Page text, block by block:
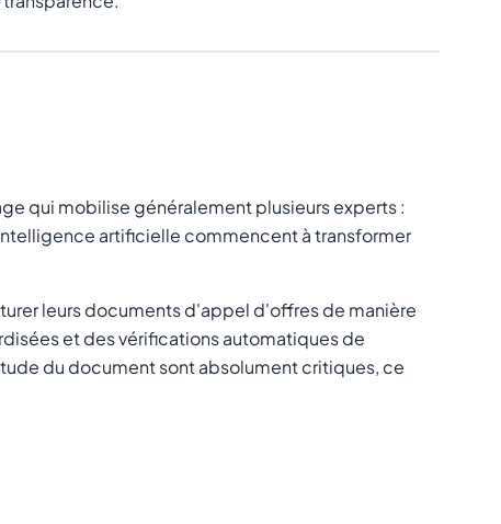
qui mobilise généralement plusieurs experts :
artificielle commencent à transformer
leurs documents d'appel d'offres de manière
et des vérifications automatiques de
du document sont absolument critiques, ce